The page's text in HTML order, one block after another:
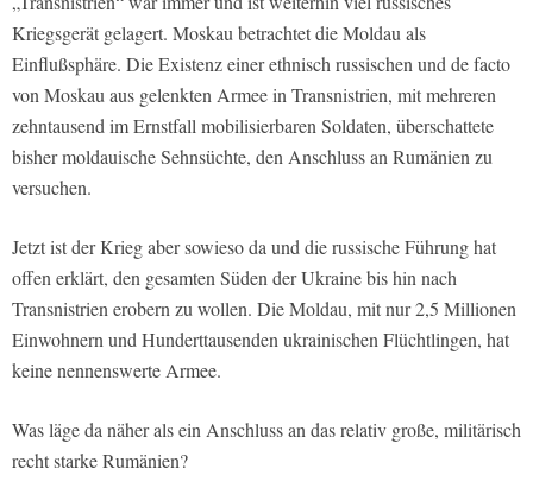
Kriegsgerät gelagert. Moskau betrachtet die Moldau als
Einflußsphäre. Die Existenz einer ethnisch russischen und de facto
von Moskau aus gelenkten Armee in Transnistrien, mit mehreren
zehntausend im Ernstfall mobilisierbaren Soldaten, überschattete
bisher moldauische Sehnsüchte, den Anschluss an Rumänien zu
versuchen.
Jetzt ist der Krieg aber sowieso da und die russische Führung hat
offen erklärt, den gesamten Süden der Ukraine bis hin nach
Transnistrien erobern zu wollen. Die Moldau, mit nur 2,5 Millionen
Einwohnern und Hunderttausenden ukrainischen Flüchtlingen, hat
keine nennenswerte Armee.
Was läge da näher als ein Anschluss an das relativ große, militärisch
recht starke Rumänien?